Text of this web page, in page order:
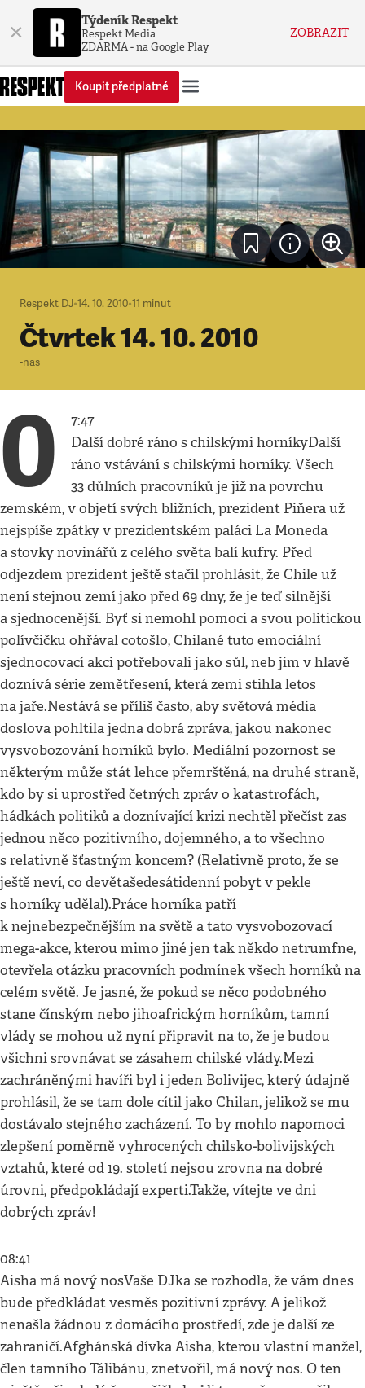
× Týdeník Respekt
Respekt Media
ZDARMA - na Google Play
ZOBRAZIT
Koupit předplatné
Respekt DJ•14. 10. 2010•11 minut
Čtvrtek 14. 10. 2010
-nas
0
7:47
Další dobré ráno s chilskými horníkyDalší
ráno vstávání s chilskými horníky. Všech
33 důlních pracovníků je již na povrchu
zemském, v objetí svých bližních, prezident Piňera už
nejspíše zpátky v prezidentském paláci La Moneda
a stovky novinářů z celého světa balí kufry. Před
odjezdem prezident ještě stačil prohlásit, že Chile už
není stejnou zemí jako před 69 dny, že je teď silnější
a sjednocenější. Byť si nemohl pomoci a svou politickou
polívčičku ohřával cotošlo, Chilané tuto emociální
sjednocovací akci potřebovali jako sůl, neb jim v hlavě
doznívá série zemětřesení, která zemi stihla letos
na jaře.Nestává se příliš často, aby světová média
doslova pohltila jedna dobrá zpráva, jakou nakonec
vysvobozování horníků bylo. Mediální pozornost se
některým může stát lehce přemrštěná, na druhé straně,
kdo by si uprostřed četných zpráv o katastrofách,
hádkách politiků a doznívající krizi nechtěl přečíst zas
jednou něco pozitivního, dojemného, a to všechno
s relativně šťastným koncem? (Relativně proto, že se
ještě neví, co devětašedesátidenní pobyt v pekle
s horníky udělal).Práce horníka patří
k nejnebezpečnějším na světě a tato vysvobozovací
mega-akce, kterou mimo jiné jen tak někdo netrumfne,
otevřela otázku pracovních podmínek všech horníků na
celém světě. Je jasné, že pokud se něco podobného
stane čínským nebo jihoafrickým horníkům, tamní
vlády se mohou už nyní připravit na to, že je budou
všichni srovnávat se zásahem chilské vlády.Mezi
zachráněnými havíři byl i jeden Bolivijec, který údajně
prohlásil, že se tam dole cítil jako Chilan, jelikož se mu
dostávalo stejného zacházení. To by mohlo napomoci
zlepšení poměrně vyhrocených chilsko-bolivijských
vztahů, které od 19. století nejsou zrovna na dobré
úrovni, předpokládají experti.Takže, vítejte ve dni
dobrých zpráv!
08:41
Aisha má nový nosVaše DJka se rozhodla, že vám dnes
bude předkládat vesměs pozitivní zprávy. A jelikož
nenašla žádnou z domácího prostředí, zde je další ze
zahraničí.Afghánská dívka Aisha, kterou vlastní manžel,
člen tamního Tálibánu, znetvořil, má nový nos. O ten